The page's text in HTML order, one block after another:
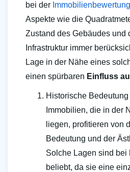
bei der Immobilienbewertung
Aspekte wie die
Zustand des Gebäudes und
Infrastruktur immer
Lage in der Nähe eines
einen spürbaren Einfluss
Historische Bedeutung
Immobilien, die in der
liegen, profitieren von
Bedeutung und der
Solche Lagen sind bei
beliebt, da sie eine